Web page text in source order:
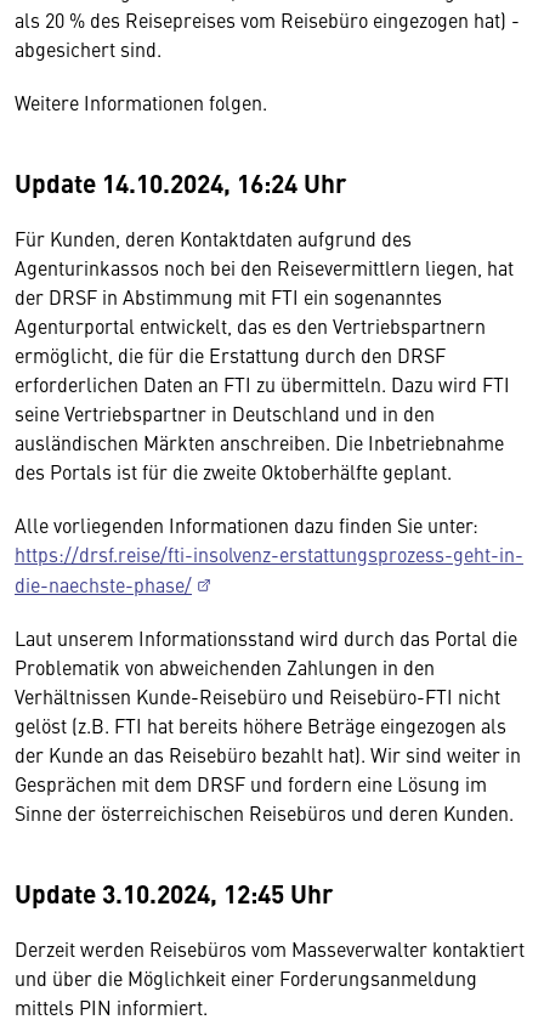
als 20 % des Reisepreises vom Reisebüro eingezogen hat) -
abgesichert sind.
Weitere Informationen folgen.
Update 14.10.2024, 16:24 Uhr
Für Kunden, deren Kontaktdaten aufgrund des
Agenturinkassos noch bei den Reisevermittlern liegen, hat
der DRSF in Abstimmung mit FTI ein sogenanntes
Agenturportal entwickelt, das es den Vertriebspartnern
ermöglicht, die für die Erstattung durch den DRSF
erforderlichen Daten an FTI zu übermitteln. Dazu wird FTI
seine Vertriebspartner in Deutschland und in den
ausländischen Märkten anschreiben. Die Inbetriebnahme
des Portals ist für die zweite Oktoberhälfte geplant.
Alle vorliegenden Informationen dazu finden Sie unter:
https://drsf.reise/fti-insolvenz-erstattungsprozess-geht-in-
die-naechste-phase/
Laut unserem Informationsstand wird durch das Portal die
Problematik von abweichenden Zahlungen in den
Verhältnissen Kunde-Reisebüro und Reisebüro-FTI nicht
gelöst (z.B. FTI hat bereits höhere Beträge eingezogen als
der Kunde an das Reisebüro bezahlt hat). Wir sind weiter in
Gesprächen mit dem DRSF und fordern eine Lösung im
Sinne der österreichischen Reisebüros und deren Kunden.
Update 3.10.2024, 12:45 Uhr
Derzeit werden Reisebüros vom Masseverwalter kontaktiert
und über die Möglichkeit einer Forderungsanmeldung
mittels PIN informiert.